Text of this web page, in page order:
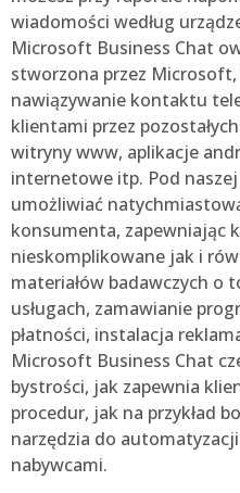
wiadomości według
Microsoft Business Chat
stworzona przez
nawiązywanie kontaktu
klientami przez
witryny www, aplikacje
internetowe itp. Pod
umożliwiać
konsumenta, zapewniając
nieskomplikowane jak i
materiałów badawczych o
usługach, zamawianie
płatności, instalacja
Microsoft Business Chat
bystrości, jak zapewnia
procedur, jak na przykład
narzędzia do automatyzacji
nabywcami.